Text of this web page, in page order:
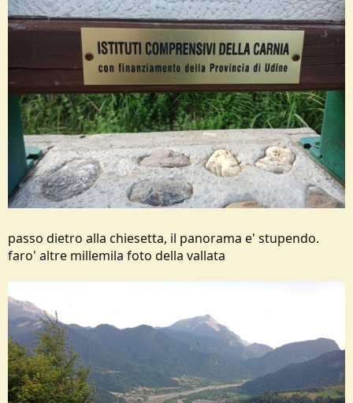
passo dietro alla chiesetta, il panorama e' stupendo.
faro' altre millemila foto della vallata